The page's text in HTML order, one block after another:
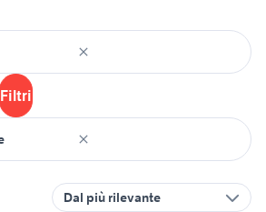
Filtri
Dal più rilevante